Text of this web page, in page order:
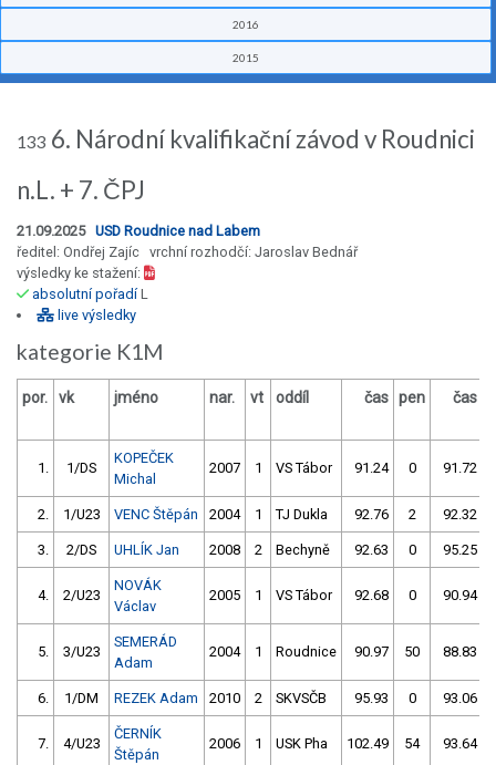
2016
2015
133 6. Národní kvalifikační závod v Roudnici
n.L. + 7. ČPJ
21.09.2025 USD Roudnice nad Labem
ředitel: Ondřej Zajíc vrchní rozhodčí: Jaroslav Bednář
výsledky ke stažení:
absolutní pořadíL
live výsledky
kategorie K1M
por. vk jméno nar. vt oddíl čas pen čas
1. 1/DS
KOPEČEK
Michal
2007 1 VS Tábor 91.24 0 91.72
2. 1/U23 VENC Štěpán 2004 1 TJ Dukla 92.76 2 92.32
3. 2/DS UHLÍK Jan 2008 2 Bechyně 92.63 0 95.25
4. 2/U23
NOVÁK
Václav
2005 1 VS Tábor 92.68 0 90.94
5. 3/U23
SEMERÁD
Adam
2004 1 Roudnice 90.97 50 88.83
6. 1/DM REZEK Adam 2010 2 SKVSČB 95.93 0 93.06
7. 4/U23
ČERNÍK
Štěpán
2006 1 USK Pha 102.49 54 93.64